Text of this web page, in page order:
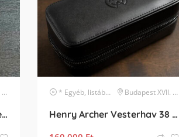
Eladó Tissot T-Touch Connect Solar 47.5 mm fekete férfi karóra – 3 gyári szíj, töltő
* Egyéb, listában nem szereplő márka Budapest XVII. kerület
Henry Archer Vesterhav 38 Skyglint – Újszerű, 2028 Feb